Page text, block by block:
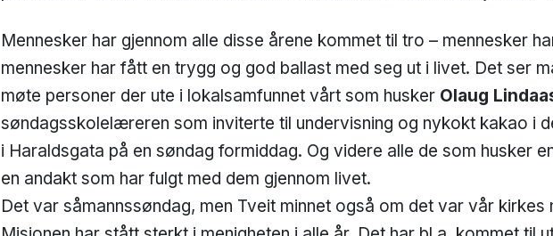
Mennesker har gjennom alle disse årene kommet til tro – mennesker
mennesker har fått en trygg og god ballast med seg ut i livet. Det ser
møte personer der ute i lokalsamfunnet vårt som husker Olaug
søndagsskolelæreren som inviterte til undervisning og nykokt kakao i
i Haraldsgata på en søndag formiddag. Og videre alle de som husker
en andakt som har fulgt med dem gjennom livet.
Det var såmannssøndag, men Tveit minnet også om det var vår kirkes